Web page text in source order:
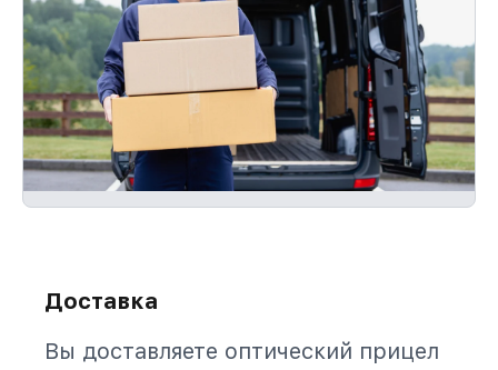
Доставка
Вы доставляете оптический прицел